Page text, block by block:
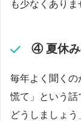
も少なくありま
④ 夏休み
毎年よく聞くの
慌て」という話
どうしましょう